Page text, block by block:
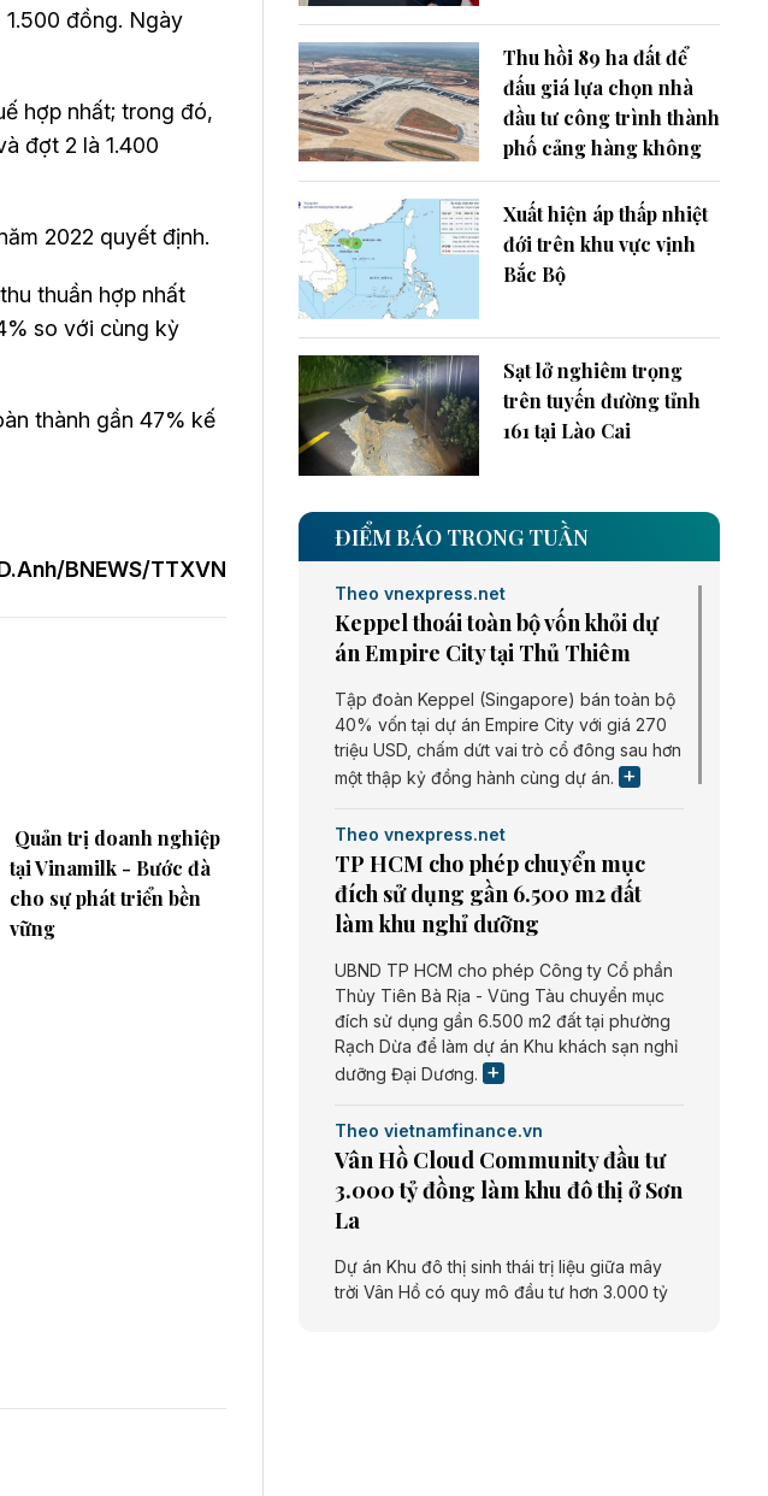
đồng. Ngày
hợp nhất; trong đó,
đợt 2 là 1.400
2022 quyết định.
thuần hợp nhất
so với cùng kỳ
thành gần 47% kế
BNEWS/TTXVN
Quản trị doanh nghiệp
tại Vinamilk - Bước đà
cho sự phát triển bền
vững
Thu hồi 89 ha đất để
đấu giá lựa chọn nhà
đầu tư công trình thành
phố cảng hàng không
Xuất hiện áp thấp nhiệt
đới trên khu vực vịnh
Bắc Bộ
Sạt lở nghiêm trọng
trên tuyến đường tỉnh
161 tại Lào Cai
ĐIỂM BÁO TRONG TUẦN
Theo vnexpress.net
Keppel thoái toàn bộ vốn khỏi dự
án Empire City tại Thủ Thiêm
Tập đoàn Keppel (Singapore) bán toàn bộ
40% vốn tại dự án Empire City với giá 270
triệu USD, chấm dứt vai trò cổ đông sau hơn
một thập kỷ đồng hành cùng dự án.
Theo vnexpress.net
TP HCM cho phép chuyển mục
đích sử dụng gần 6.500 m2 đất
làm khu nghỉ dưỡng
UBND TP HCM cho phép Công ty Cổ phần
Thủy Tiên Bà Rịa - Vũng Tàu chuyển mục
đích sử dụng gần 6.500 m2 đất tại phường
Rạch Dừa để làm dự án Khu khách sạn nghỉ
dưỡng Đại Dương.
Theo vietnamfinance.vn
Vân Hồ Cloud Community đầu tư
3.000 tỷ đồng làm khu đô thị ở Sơn
La
Dự án Khu đô thị sinh thái trị liệu giữa mây
trời Vân Hồ có quy mô đầu tư hơn 3.000 tỷ